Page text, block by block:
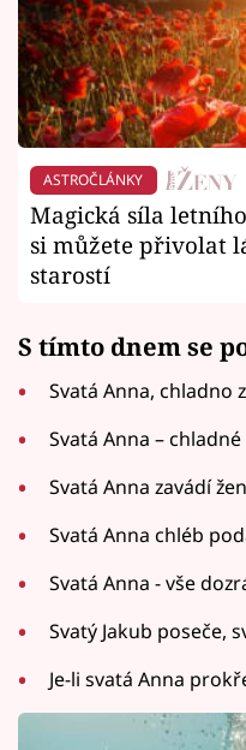
ASTROČLÁNKY
Magická síla
si můžete přivolat
starostí
S tímto dnem se
Svatá Anna, chladno
Svatá Anna –
Svatá Anna zavádí
Svatá Anna chléb
Svatá Anna - vše
Svatý Jakub poseče,
Je-li svatá Anna